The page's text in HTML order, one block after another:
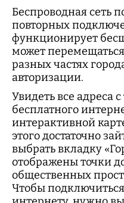
Беспроводная сеть
повторных
функционирует
может
разных частях
авторизации.
Увидеть все адреса
бесплатного
интерактивной
этого достаточно
выбрать вкладку
отображены точки
общественных
Чтобы